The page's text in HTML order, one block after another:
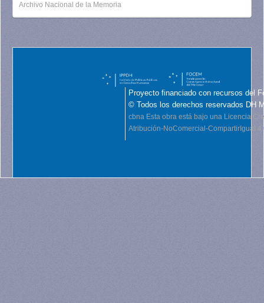
Archivo Nacional de la Memoria
Proyecto financiado con recursos del
© Todos los derechos reservados DH
cbna Esta obra está bajo una Licencia
Atribución-NoComercial-CompartirIgual